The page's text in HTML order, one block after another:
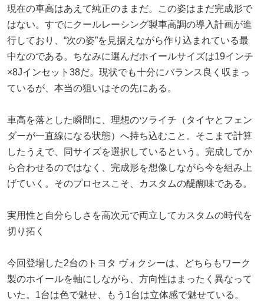
現在の車高はあえて純正のままだ。この姿はまだ完成形で
はない。すでにクールレーシング製車高調の導入計画が進
行しており、“次の姿”を見据えながら作り込まれている最
中なのである。ちなみに選んだホイールサイズは19インチ
×8Jインセット38だ。現状でも十分にバランス良く収まっ
ているが、本当の狙いはその先にある。
車高を落とした瞬間に、理想のツライチ（タイヤとフェン
ダーが一直線になる状態）へ持ち込むこと。そこまで計算
したうえで、同サイズを選択しているという。完成してか
ら合わせるのではなく、完成形を想像しながら今を組み上
げていく。そのプロセスこそ、カスタムの醍醐味である。
実用性と自分らしさを高次元で両立してカスタムの時代を
切り拓く
今回登場した2台のトヨタ ヴォクシーは、どちらもワーク
製のホイールを軸にしながら、方向性はまったく異なって
いた。1台は色で魅せ、もう1台は立体感で魅せている。